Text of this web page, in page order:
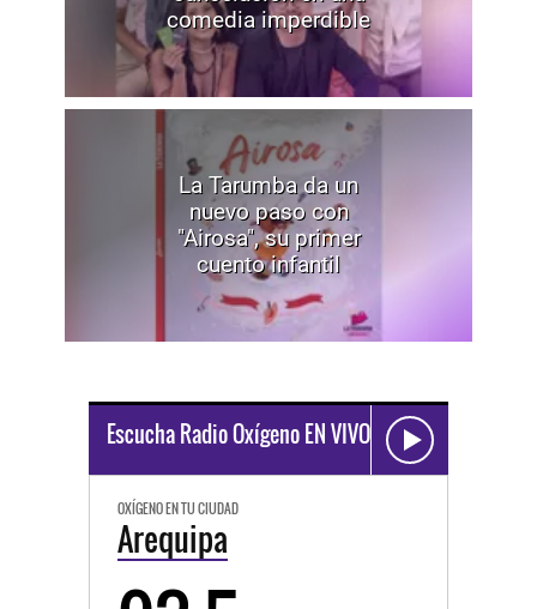
comedia imperdible
La Tarumba da un
nuevo paso con
"Airosa", su primer
cuento infantil
Escucha Radio Oxígeno EN VIVO
OXÍGENO EN TU CIUDAD
Arequipa